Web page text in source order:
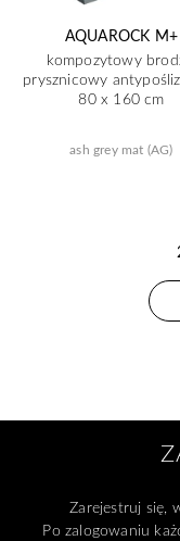
AQUAROCK M+
kompozytowy
prysznicowy
80 x 160 cm
ash grey mat (AG)
Zarejestruj się,
Po zalogowaniu